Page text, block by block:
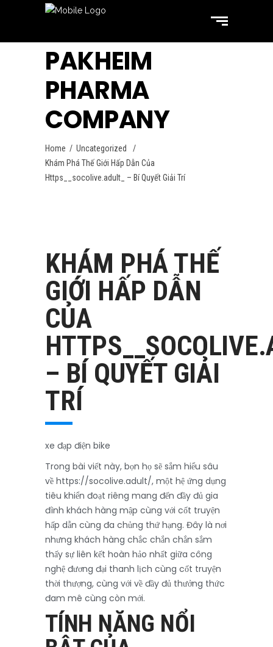
PAKHEIM
PHARMA
COMPANY
Home / Uncategorized
/
Khám Phá Thế Giới Hấp Dẫn Của
Https__socolive.adult_ – Bí Quyết Giải Trí
KHÁM PHÁ THẾ
GIỚI HẤP DẪN
CỦA
– BÍ QUYẾT GIẢI
TRÍ
xe đạp điện bike
Trong bài viết này, bọn họ sẽ sắm hiểu sâu
về https://socolive.adult/, một hệ ứng dụng
tiêu khiển đoạt riêng mang đến đầy đủ gia
đình khách hàng mập cùng với cốt truyện
hấp dẫn cùng đa chủng thứ hạng. Đây là nơi
nhưng khách hàng chắc chắn chắn sắm
thấy sự liên kết hoàn hảo nhất giữa công
nghệ đương đại thanh lịch cùng cốt truyện
thời thượng, cùng với về đầy đủ thưởng thức
đam mê cùng còn mới.
TÍNH NĂNG NỔI